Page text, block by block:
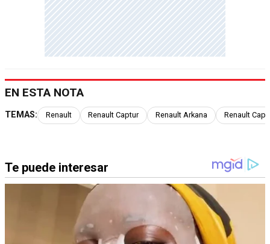
EN ESTA NOTA
TEMAS: Renault Renault Captur Renault Arkana Renault